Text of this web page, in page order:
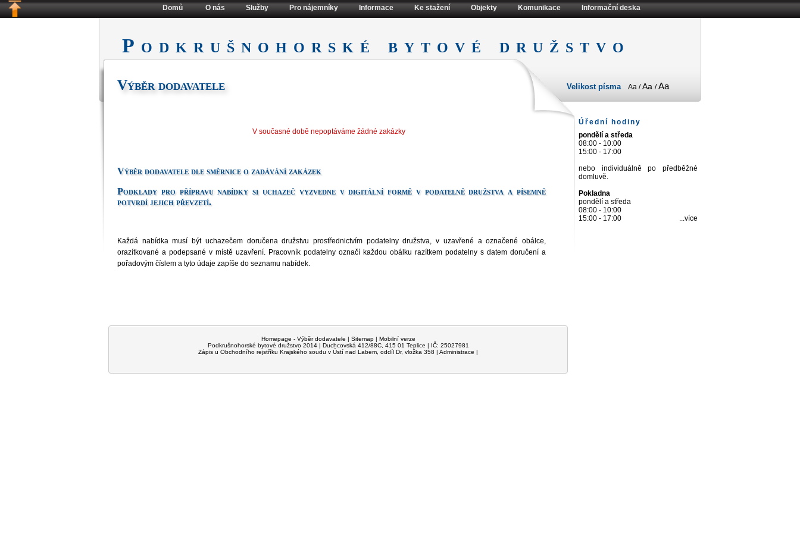
Velikost písma Aa /Aa /Aa
Podkrušnohorské bytové družstvo
Výběr dodavatele
V současné době nepoptáváme žádné zakázky
Výběr dodavatele dle směrnice o zadávání zakázek
Podklady pro přípravu nabídky si uchazeč vyzvedne v digitální formě v podatelně družstva a písemně
potvrdí jejich převzetí.
Každá nabídka musí být uchazečem doručena družstvu prostřednictvím podatelny družstva, v uzavřené a označené obálce,
orazítkované a podepsané v místě uzavření. Pracovník podatelny označí každou obálku razítkem podatelny s datem doručení a
pořadovým číslem a tyto údaje zapíše do seznamu nabídek.
Úřední hodiny
pondělí a středa
08:00 - 10:00
15:00 - 17:00
nebo individuálně po předběžné
domluvě.
Pokladna
pondělí a středa
08:00 - 10:00
15:00 - 17:00
...více
Homepage - Výběr dodavatele | Sitemap| Mobilní verze
Podkrušnohorské bytové družstvo2014 | Duchcovská 412/88C, 415 01 Teplice | IČ: 25027981
Zápis u Obchodního rejstříku Krajského soudu v Ústí nad Labem, oddíl Dr, vložka 358 | Administrace |
Domů O nás Služby Pro nájemníky Informace Ke stažení Objekty Komunikace Informační deska